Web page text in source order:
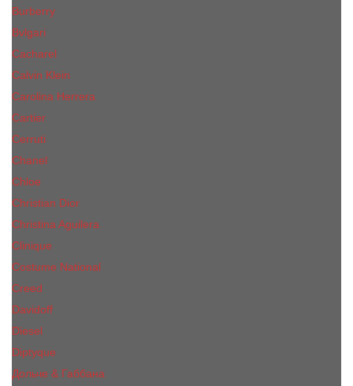
Burberry
Bvlgari
Cacharel
Calvin Klein
Carolina Herrera
Cartier
Cerruti
Сhanеl
Chloe
Christian Dior
Christina Aguilera
Сliniquе
Costume National
Creed
Davidoff
Diesel
Diptyque
Дольче & Габбана